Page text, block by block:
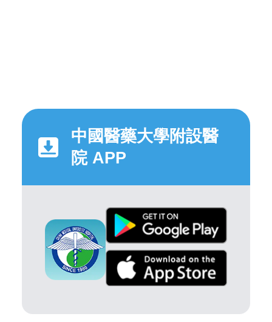
中國醫藥大學附設醫
院 APP